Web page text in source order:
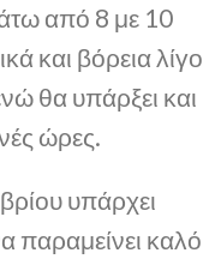
από 8 με 10
και βόρεια λίγο
θα υπάρξει και
ώρες.
υπάρχει
παραμείνει καλό